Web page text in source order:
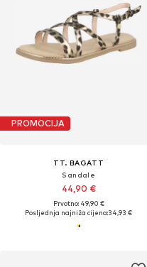
PROMOCIJA
TT. BAGATT
Sandale
44,90 €
Prvotno: 49,90 €
Posljednja najniža cijena:34,93 €